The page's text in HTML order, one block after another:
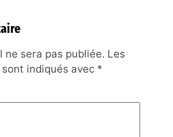
ne sera pas publiée. Les
indiqués avec *